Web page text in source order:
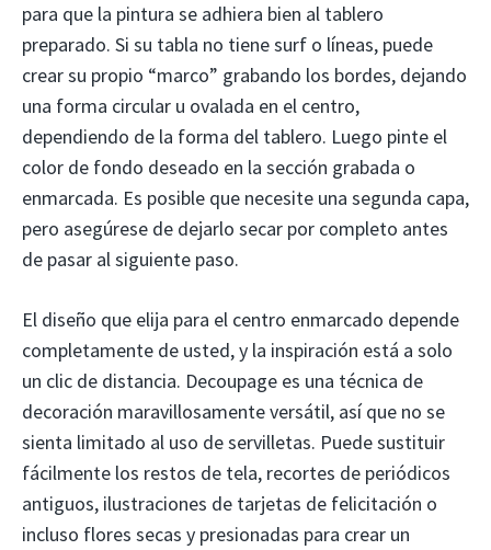
para que la pintura se adhiera bien al tablero
preparado. Si su tabla no tiene surf o líneas, puede
crear su propio “marco” grabando los bordes, dejando
una forma circular u ovalada en el centro,
dependiendo de la forma del tablero. Luego pinte el
color de fondo deseado en la sección grabada o
enmarcada. Es posible que necesite una segunda capa,
pero asegúrese de dejarlo secar por completo antes
de pasar al siguiente paso.
El diseño que elija para el centro enmarcado depende
completamente de usted, y la inspiración está a solo
un clic de distancia. Decoupage es una técnica de
decoración maravillosamente versátil, así que no se
sienta limitado al uso de servilletas. Puede sustituir
fácilmente los restos de tela, recortes de periódicos
antiguos, ilustraciones de tarjetas de felicitación o
incluso flores secas y presionadas para crear un